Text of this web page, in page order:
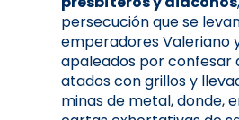
persecución que se
emperadores Valeriano
apaleados por confesar
atados con grillos y
minas de metal, donde,